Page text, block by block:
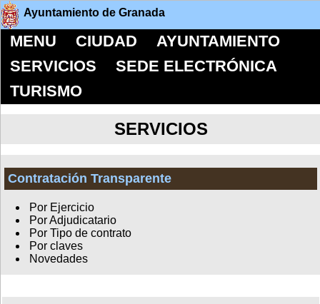
Ayuntamiento de Granada
MENU CIUDAD
AYUNTAMIENTO
SERVICIOS
SEDE ELECTRÓNICA
TURISMO
SERVICIOS
Contratación Transparente
Por Ejercicio
Por Adjudicatario
Por Tipo de contrato
Por claves
Novedades